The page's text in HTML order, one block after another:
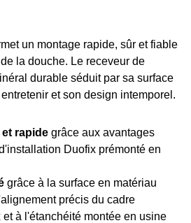
un montage rapide, sûr et fiable
la douche. Le receveur de
durable séduit par sa surface
et son design intemporel.
et rapide grâce aux avantages
Duofix prémonté en
grâce à la surface en matériau
précis du cadre
à l'étanchéité montée en usine